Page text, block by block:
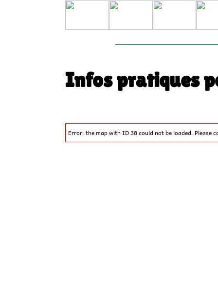
Infos pratiques
Error: the map with ID 38 could not be loaded. Please